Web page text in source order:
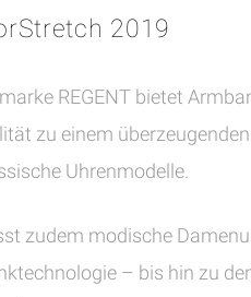
2019
REGENT bietet
zu einem
Uhrenmodelle.
zudem modische
– bis hin zu